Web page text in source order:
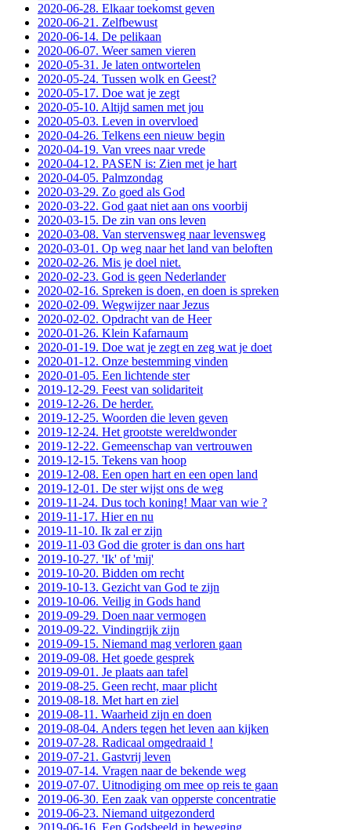
2020-06-28. Elkaar toekomst geven
2020-06-21. Zelfbewust
2020-06-14. De pelikaan
2020-06-07. Weer samen vieren
2020-05-31. Je laten ontwortelen
2020-05-24. Tussen wolk en Geest?
2020-05-17. Doe wat je zegt
2020-05-10. Altijd samen met jou
2020-05-03. Leven in overvloed
2020-04-26. Telkens een nieuw begin
2020-04-19. Van vrees naar vrede
2020-04-12. PASEN is: Zien met je hart
2020-04-05. Palmzondag
2020-03-29. Zo goed als God
2020-03-22. God gaat niet aan ons voorbij
2020-03-15. De zin van ons leven
2020-03-08. Van stervensweg naar levensweg
2020-03-01. Op weg naar het land van beloften
2020-02-26. Mis je doel niet.
2020-02-23. God is geen Nederlander
2020-02-16. Spreken is doen, en doen is spreken
2020-02-09. Wegwijzer naar Jezus
2020-02-02. Opdracht van de Heer
2020-01-26. Klein Kafarnaum
2020-01-19. Doe wat je zegt en zeg wat je doet
2020-01-12. Onze bestemming vinden
2020-01-05. Een lichtende ster
2019-12-29. Feest van solidariteit
2019-12-26. De herder.
2019-12-25. Woorden die leven geven
2019-12-24. Het grootste wereldwonder
2019-12-22. Gemeenschap van vertrouwen
2019-12-15. Tekens van hoop
2019-12-08. Een open hart en een open land
2019-12-01. De ster wijst ons de weg
2019-11-24. Dus toch koning! Maar van wie ?
2019-11-17. Hier en nu
2019-11-10. Ik zal er zijn
2019-11-03 God die groter is dan ons hart
2019-10-27. 'Ik' of 'mij'
2019-10-20. Bidden om recht
2019-10-13. Gezicht van God te zijn
2019-10-06. Veilig in Gods hand
2019-09-29. Doen naar vermogen
2019-09-22. Vindingrijk zijn
2019-09-15. Niemand mag verloren gaan
2019-09-08. Het goede gesprek
2019-09-01. Je plaats aan tafel
2019-08-25. Geen recht, maar plicht
2019-08-18. Met hart en ziel
2019-08-11. Waarheid zijn en doen
2019-08-04. Anders tegen het leven aan kijken
2019-07-28. Radicaal omgedraaid !
2019-07-21. Gastvrij leven
2019-07-14. Vragen naar de bekende weg
2019-07-07. Uitnodiging om mee op reis te gaan
2019-06-30. Een zaak van opperste concentratie
2019-06-23. Niemand uitgezonderd